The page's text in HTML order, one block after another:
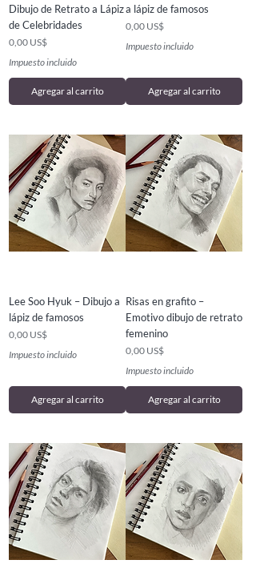
Dibujo de Retrato a Lápiz
de Celebridades
Precio
0,00 US$
Impuesto incluido
Agregar al carrito
a lápiz de famosos
Precio
0,00 US$
Impuesto incluido
Agregar al carrito
Lee Soo Hyuk – Dibujo a
lápiz de famosos
Precio
0,00 US$
Impuesto incluido
Agregar al carrito
Risas en grafito –
Emotivo dibujo de retrato
femenino
Precio
0,00 US$
Impuesto incluido
Agregar al carrito